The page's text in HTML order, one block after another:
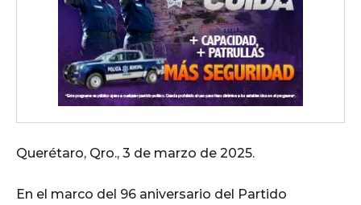
Querétaro, Qro., 3 de marzo de 2025.
En el marco del 96 aniversario del Partido